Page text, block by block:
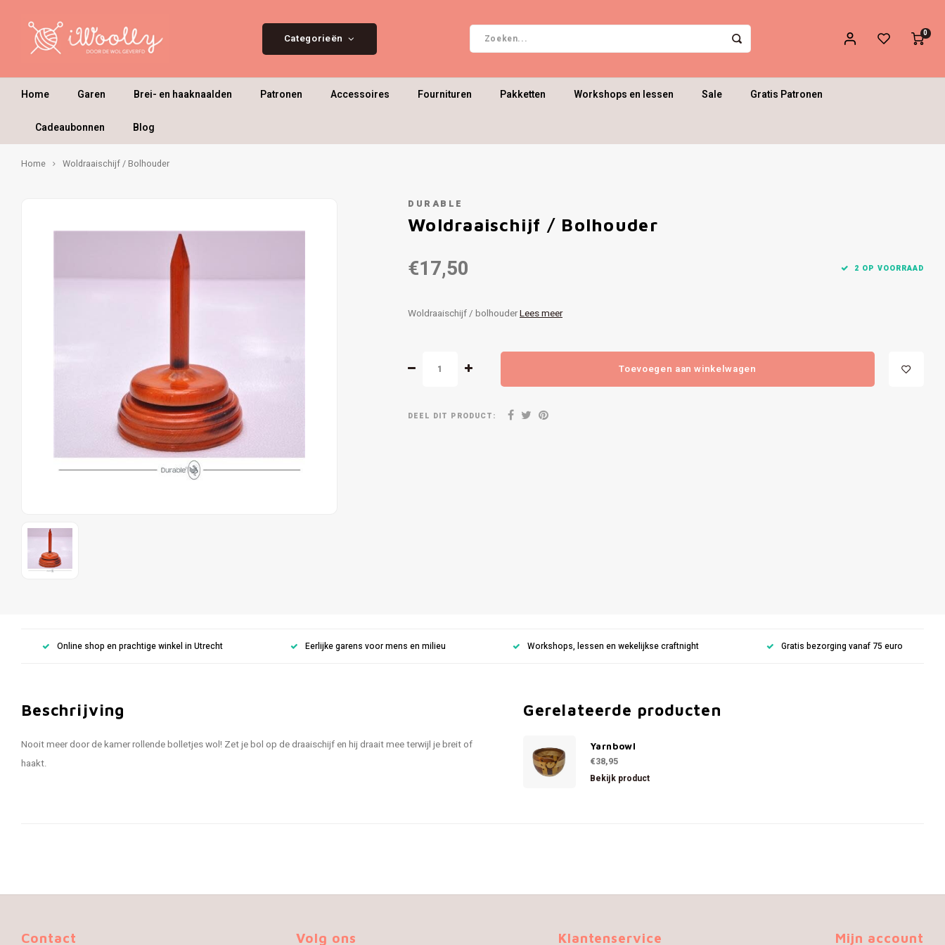
Categorieën 0
Home Garen Brei- en haaknaalden Patronen Accessoires Fournituren Pakketten Workshops en lessen Sale Gratis Patronen
Cadeaubonnen Blog
Home Woldraaischijf / Bolhouder
DURABLE
Woldraaischijf / Bolhouder
€17,50 2 OP VOORRAAD
Woldraaischijf / bolhouderLees meer
Toevoegen aan winkelwagen
DEEL DIT PRODUCT:
Online shop en prachtige winkel in Utrecht Eerlijke garens voor mens en milieu Workshops, lessen en wekelijkse craftnight Gratis bezorging vanaf 75 euro
Beschrijving
Nooit meer door de kamer rollende bolletjes wol! Zet je bol op de draaischijf en hij draait mee terwijl je breit of
haakt.
Gerelateerde producten
Yarnbowl
€38,95
Bekijk product
Contact Volg ons Klantenservice Mijn account